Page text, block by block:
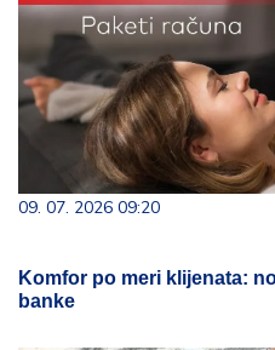
09. 07. 2026 09:20
Komfor po meri klijenata:
banke